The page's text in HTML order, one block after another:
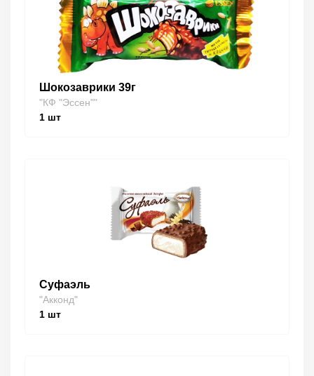
Шокозаврики 39г
"КФ "Эссен""
1 шт
Суфаэль
"Акконд"
1 шт